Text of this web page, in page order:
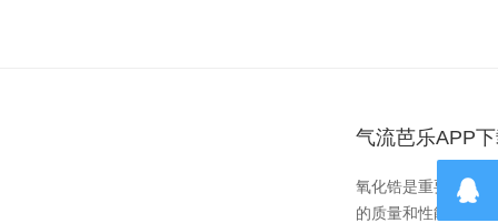
气流芭乐APP
氧化锆是重要的耐高
的质量和性能，对于